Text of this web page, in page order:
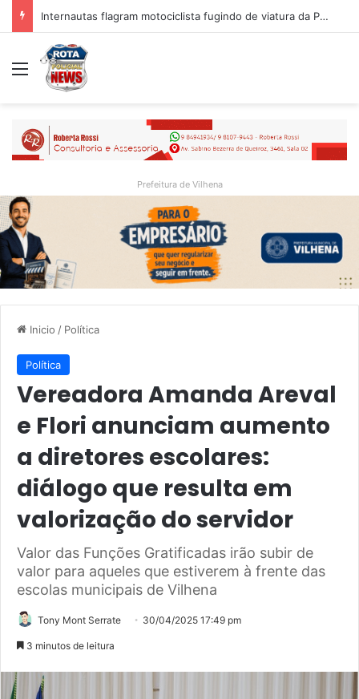
Internautas flagram motociclista fugindo de viatura da PM em Vilhena/RO
Menu
Prefeitura de Vilhena
Inicio / Política
Política
Vereadora Amanda Areval
e Flori anunciam aumento
a diretores escolares:
diálogo que resulta em
valorização do servidor
Valor das Funções Gratificadas irão subir de
valor para aqueles que estiverem à frente das
escolas municipais de Vilhena
Tony Mont Serrate 30/04/2025 17:49 pm
3 minutos de leitura